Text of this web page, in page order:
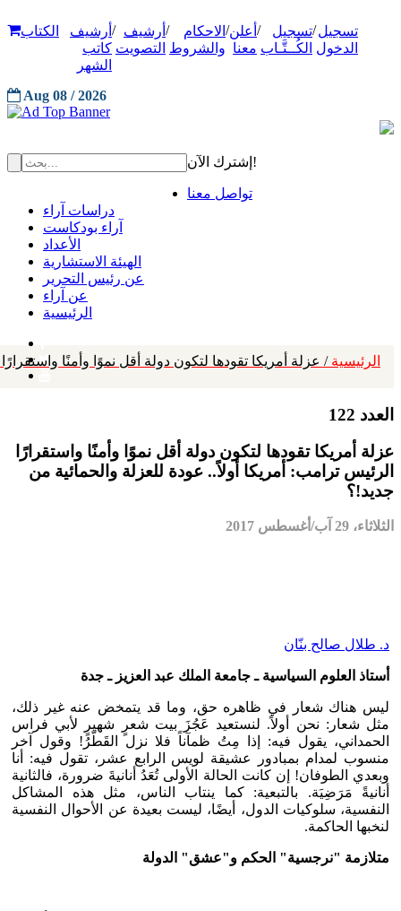
تسجيل
الدخول
/تسجيل
الكُــتَّـاب
/ أعلن
معنا
/ الاحكام
والشروط
/ أرشيف
التصويت
/ أرشيف
كاتب
الشهر
الكتاب
Aug 08 / 2026
إشترك الآن!
تواصل معنا
دراسات آراء
آراء بودكاست
الأعداد
الهيئة الاستشارية
عن رئيس التحرير
عن آراء
الرئيسية
الرئيسية / عزلة أمريكا تقودها لتكون دولة أقل نموًا وأمنًا
العدد 122
عزلة أمريكا تقودها لتكون دولة أقل نموًا وأمنًا واستقرارًا
الرئيس ترامب: أمريكا أولاً.. عودة للعزلة والحمائية من
جديد!؟
الثلاثاء، 29 آب/أغسطس 2017
د. طلال صالح بنّان
أستاذ العلوم السياسية ـ جامعة الملك عبد العزيز ـ جدة
ليس هناك شعار في ظاهره حق، وما قد يتمخض عنه غير ذلك،
مثل شعار: نحن أولاً. لنستعيد عَجُزَ بيت شعرٍ شهيرٍ لأبي فراس
الحمداني، يقول فيه: إذا مِتُ ظمآناً فلا نزل القَطّرُ! وقول آخر
منسوب لمدام بمبادور عشيقة لويس الرابع عشر، تقول فيه: أنا
وبعدي الطوفان! إن كانت الحالة الأولى تُعَدُ أنانيةَ ضرورة، فالثانية
أنانيةً مَرَضِيَة. بالتبعية: كما ينتاب الناس، مثل هذه المشاكل
النفسية، سلوكيات الدول، أيضًا، ليست بعيدة عن الأحوال النفسية
لنخبها الحاكمة.
متلازمة "نرجسية" الحكم و"عشق" الدولة